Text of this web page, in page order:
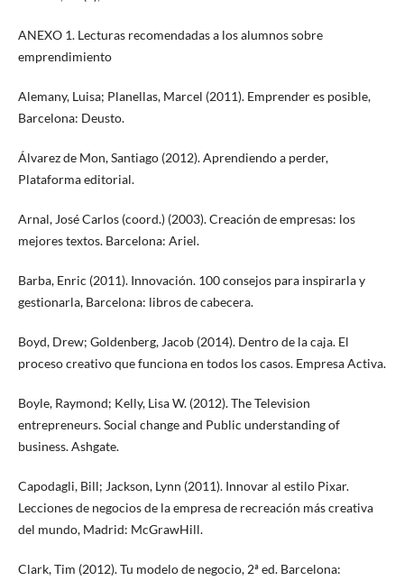
ANEXO 1. Lecturas recomendadas a los alumnos sobre
emprendimiento
Alemany, Luisa; Planellas, Marcel (2011). Emprender es posible,
Barcelona: Deusto.
Álvarez de Mon, Santiago (2012). Aprendiendo a perder,
Plataforma editorial.
Arnal, José Carlos (coord.) (2003). Creación de empresas: los
mejores textos. Barcelona: Ariel.
Barba, Enric (2011). Innovación. 100 consejos para inspirarla y
gestionarla, Barcelona: libros de cabecera.
Boyd, Drew; Goldenberg, Jacob (2014). Dentro de la caja. El
proceso creativo que funciona en todos los casos. Empresa Activa.
Boyle, Raymond; Kelly, Lisa W. (2012). The Television
entrepreneurs. Social change and Public understanding of
business. Ashgate.
Capodagli, Bill; Jackson, Lynn (2011). Innovar al estilo Pixar.
Lecciones de negocios de la empresa de recreación más creativa
del mundo, Madrid: McGrawHill.
Clark, Tim (2012). Tu modelo de negocio, 2ª ed. Barcelona: